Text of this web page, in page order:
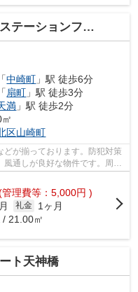
ーションフロント
「中崎町 」駅 徒歩6分
「扇町 」駅 徒歩3分
満 」駅 徒歩2分
区山崎町
が揃っております。防犯対策
風通しが良好な物件です。周辺
管理費等：5,000円 )
礼金
1ヶ月
/ 21.00㎡
ト天神橋